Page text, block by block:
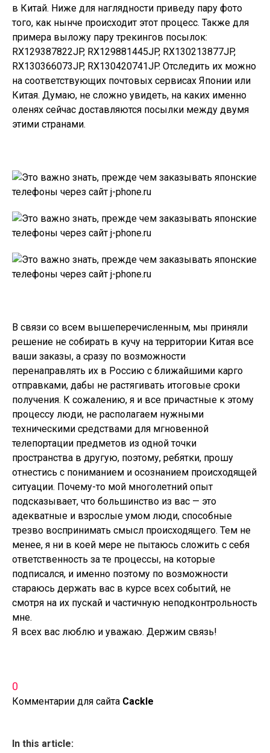
в Китай. Ниже для наглядности приведу пару фото
того, как нынче происходит этот процесс. Также для
примера выложу пару трекингов посылок:
RX129387822JP, RX129881445JP, RX130213877JP,
RX130366073JP, RX130420741JP. Отследить их можно
на соответствующих почтовых сервисах Японии или
Китая. Думаю, не сложно увидеть, на каких именно
оленях сейчас доставляются посылки между двумя
этими странами.
В связи со всем вышеперечисленным, мы приняли
решение не собирать в кучу на территории Китая все
ваши заказы, а сразу по возможности
перенаправлять их в Россию с ближайшими карго
отправками, дабы не растягивать итоговые сроки
получения. К сожалению, я и все причастные к этому
процессу люди, не располагаем нужными
техническими средствами для мгновенной
телепортации предметов из одной точки
пространства в другую, поэтому, ребятки, прошу
отнестись с пониманием и осознанием происходящей
ситуации. Почему-то мой многолетний опыт
подсказывает, что большинство из вас — это
адекватные и взрослые умом люди, способные
трезво воспринимать смысл происходящего. Тем не
менее, я ни в коей мере не пытаюсь сложить с себя
ответственность за те процессы, на которые
подписался, и именно поэтому по возможности
стараюсь держать вас в курсе всех событий, не
смотря на их пускай и частичную неподконтрольность
мне.
Я всех вас люблю и уважаю. Держим связь!
0
Комментарии для сайта Cackle
In this article: